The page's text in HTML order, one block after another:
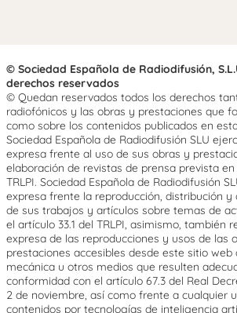
© Sociedad Española de Radiodifusión,
derechos reservados
© Quedan reservados todos los derechos
radiofónicos y las obras y prestaciones que
como sobre los contenidos publicados en
Sociedad Española de Radiodifusión SLU
expresa frente al uso de sus obras y
elaboración de revistas de prensa prevista en
TRLPI. Sociedad Española de Radiodifusión
expresa frente la reproducción, distribución y
de sus trabajos y artículos sobre temas de
el artículo 33.1 del TRLPI, asimismo, también
expresa de las reproducciones y usos de las
prestaciones accesibles desde este sitio
mecánica u otros medios que resulten
conformidad con el artículo 67.3 del Real
2 de noviembre, así como frente a cualquier
contenidos por tecnologías de inteligencia